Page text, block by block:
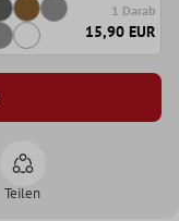
1 Darab
15,90 EUR
Teilen